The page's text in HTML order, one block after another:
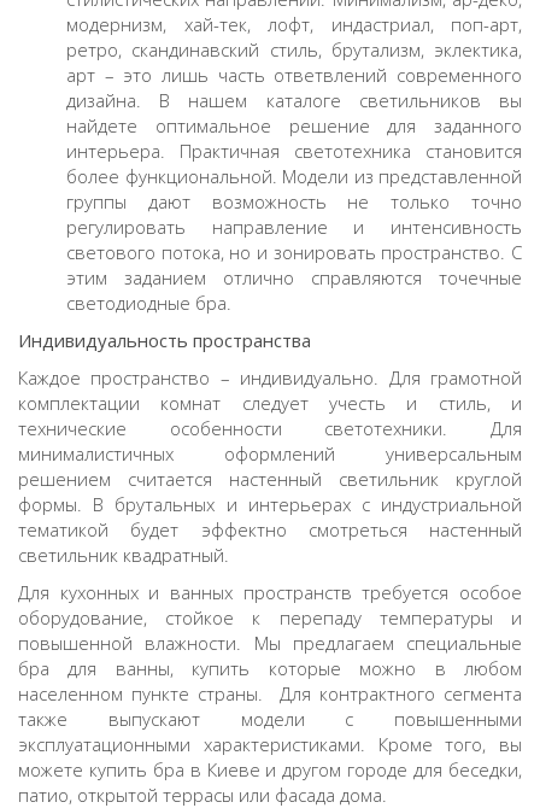
модернизм, хай-тек, лофт, индастриал, поп-арт,
ретро, скандинавский стиль, брутализм, эклектика,
арт – это лишь часть ответвлений современного
дизайна. В нашем каталоге светильников вы
найдете оптимальное решение для заданного
интерьера. Практичная светотехника становится
более функциональной. Модели из представленной
группы дают возможность не только точно
регулировать направление и интенсивность
светового потока, но и зонировать пространство. С
этим заданием отлично справляются точечные
светодиодные бра
Индивидуальность пространства
Каждое пространство – индивидуально. Для грамотной
комплектации комнат следует учесть и стиль, и
технические особенности светотехники. Для
минималистичных оформлений универсальным
решением считается настенный светильник круглой
формы. В брутальных и интерьерах с индустриальной
тематикой будет эффектно смотреться настенный
светильник квадратный
Для кухонных и ванных пространств требуется особое
оборудование, стойкое к перепаду температуры и
повышенной влажности. Мы предлагаем специальные
бра для ванны, купить которые можно в любом
населенном пункте страны. Для контрактного сегмента
также выпускают модели с повышенными
эксплуатационными характеристиками. Кроме того, вы
можете купить бра в Киеве и другом городе для беседки,
патио, открытой террасы или фасада дома.